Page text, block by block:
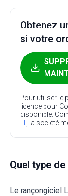
Obtenez
si votre
Pour utiliser le
licence pour
disponible.
LT, la société
Quel type
Le rançongiciel